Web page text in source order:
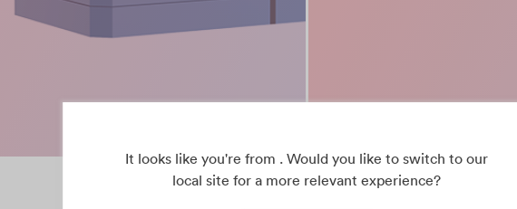
It looks like you're from . Would you like to switch to our
local site for a more relevant experience?